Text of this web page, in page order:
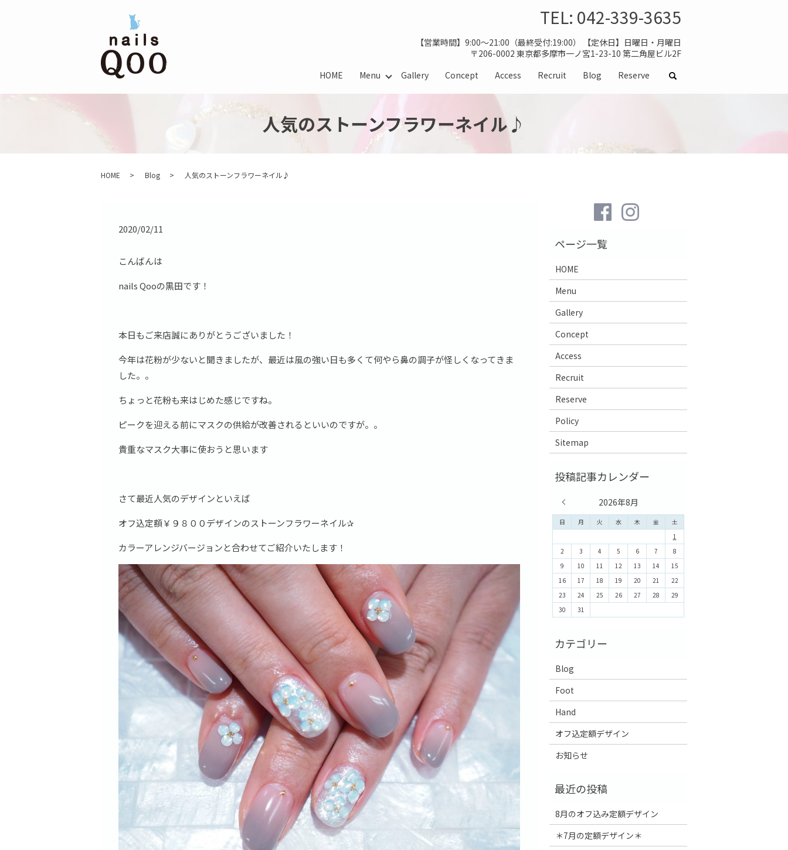
TEL: 042-339-3635
【営業時間】9:00～21:00（最終受付:19:00） 【定休日】日曜日・月曜日
〒206-0002 東京都多摩市一ノ宮1-23-10 第二角屋ビル2F
HOME
Menu Gallery Concept Access Recruit Blog Reserve search
人気のストーンフラワーネイル♪
HOME Blog 人気のストーンフラワーネイル♪
2020/02/11
こんばんは
nails Qooの黒田です！
本日もご来店誠にありがとうございました！
今年は花粉が少ないと聞きましたが、最近は風の強い日も多くて何やら鼻の調子が怪しくなってきま
した。。
ちょっと花粉も来はじめた感じですね。
ピークを迎える前にマスクの供給が改善されるといいのですが。。
貴重なマスク大事に使おうと思います
さて最近人気のデザインといえば
オフ込定額￥９８００デザインのストーンフラワーネイル✰
カラーアレンジバージョンと合わせてご紹介いたします！
HOME
Menu
Gallery
Concept
Access
Recruit
Reserve
Policy
Sitemap
2026年8月
日 月 火 水 木 金 土
1
2
3 4 5 6 7
8
9
10 11 12 13 14
15
16
17 18 19 20 21
22
23
24 25 26 27 28
29
30
31
Blog
Foot
Hand
オフ込定額デザイン
お知らせ
8月のオフ込み定額デザイン
＊7月の定額デザイン＊